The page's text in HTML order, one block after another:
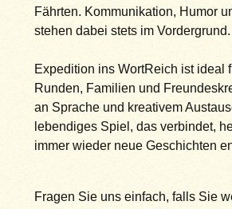
Fährten. Kommunikation, Humor
stehen dabei stets im Vordergrund.
Expedition ins WortReich ist ideal
Runden, Familien und
an Sprache und kreativem
lebendiges Spiel, das verbindet,
immer wieder neue Geschichten
Fragen Sie uns einfach, falls Sie